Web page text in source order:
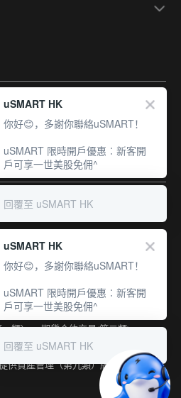
外
外
持牌法團（中央編號：
類） 、期貨合約交易(第二類) 、
期貨合約提供意見(第五類) 、就機
供資產管理（第九類）牌照。
uSMART HK
你好😊，多謝你聯絡uSMART！
uSMART 限時開戶優惠︰新客開
戶可享一世美股免佣^
回覆至 uSMART HK
uSMART HK
你好😊，多謝你聯絡uSMART！
uSMART 限時開戶優惠︰新客開
戶可享一世美股免佣^
回覆至 uSMART HK